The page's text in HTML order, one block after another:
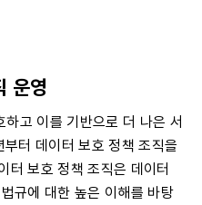
운영
고 이를 기반으로 더 나은 서
터 데이터 보호 정책 조직을
터 보호 정책 조직은 데이터
규에 대한 높은 이해를 바탕